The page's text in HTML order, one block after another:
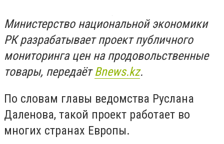
Министерство национальной экономики
РК разрабатывает проект публичного
мониторинга цен на продовольственные
товары, передаётBnews.kz.
По словам главы ведомства Руслана
Даленова, такой проект работает во
многих странах Европы.